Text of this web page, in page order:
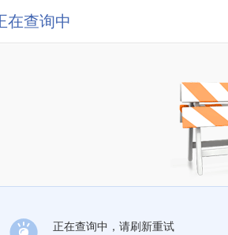
在查询中
正在查询中，请刷新重试